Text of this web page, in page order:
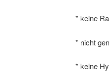
* keine
* nicht
* keine